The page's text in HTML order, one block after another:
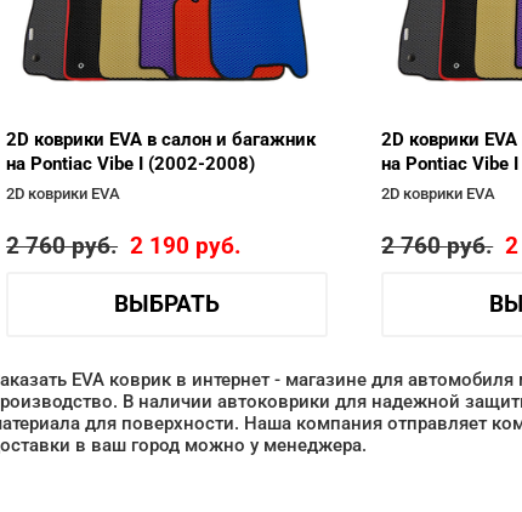
2D коврики EVA в салон и багажник
на Pontiac Vibe I (2002-2008)
2D коврики EVA
2 760руб. 2 190 руб.
ВЫБРАТЬ
2D коврики
на Pontiac Vibe
2D коврики EVA
2 760руб.
EVA коврик в интернет - магазине для
В наличии автоковрики для надежной
для поверхности. Наша компания отправляет
в ваш город можно у менеджера.